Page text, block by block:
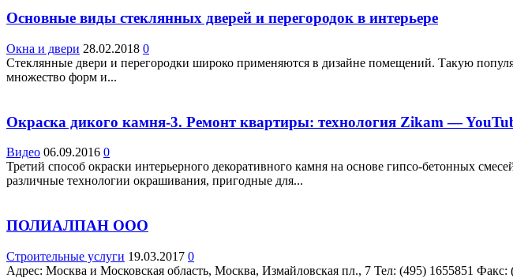
Основные виды стеклянных дверей и перегородок в интерьере
Окна и двери 28.02.2018 0
Стеклянные двери и перегородки широко применяются в дизайне помещений. Такую
множество форм и...
Окраска дикого камня-3. Ремонт квартиры: технология Zikam —
Видео 06.09.2016 0
Третий способ окраски интерьерного декоративного камня на основе гипсо-бетонных
различные технологии окрашивания, пригодные для...
ПОЛИАЛПАН ООО
Строительные услуги 19.03.2017 0
Адрес: Москва и Московская область, Москва, Измайловская пл., 7 Teл: (495) 1655851 Факс: